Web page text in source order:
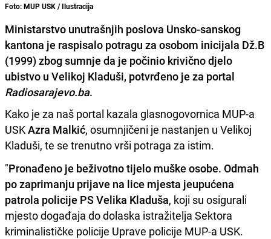
Foto: MUP USK / Ilustracija
Ministarstvo unutrašnjih poslova Unsko-sanskog
kantona je raspisalo potragu za osobom inicijala Dž.B
(1999) zbog sumnje da je počinio krivično djelo
ubistvo u Velikoj Kladuši, potvrđeno je za portal
Radiosarajevo.ba.
Kako je za naš portal kazala glasnogovornica MUP-a
USKAzra Malkić, osumnjičeni je nastanjen u Velikoj
Kladuši, te se trenutno vrši potraga za istim.
"Pronađeno je beživotno tijelo muške osobe. Odmah
po zaprimanju prijave na lice mjesta jeupućena
patrola policije PS Velika Kladuša, koji su osigurali
mjesto događaja do dolaska istražitelja Sektora
kriminalističke policije Uprave policije MUP-a USK.